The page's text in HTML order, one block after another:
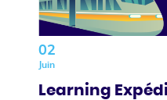
02
Juin
Learning